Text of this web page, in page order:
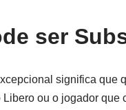
ser
significa que
ou o jogador